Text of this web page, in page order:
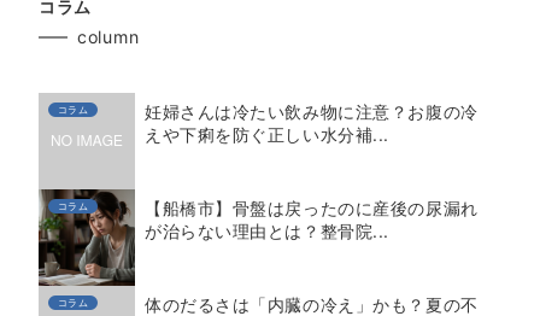
コラム
column
コラム
妊婦さんは冷たい飲み物に注意？お腹の冷
えや下痢を防ぐ正しい水分補...
コラム
【船橋市】骨盤は戻ったのに産後の尿漏れ
が治らない理由とは？整骨院...
コラム
体のだるさは「内臓の冷え」かも？夏の不